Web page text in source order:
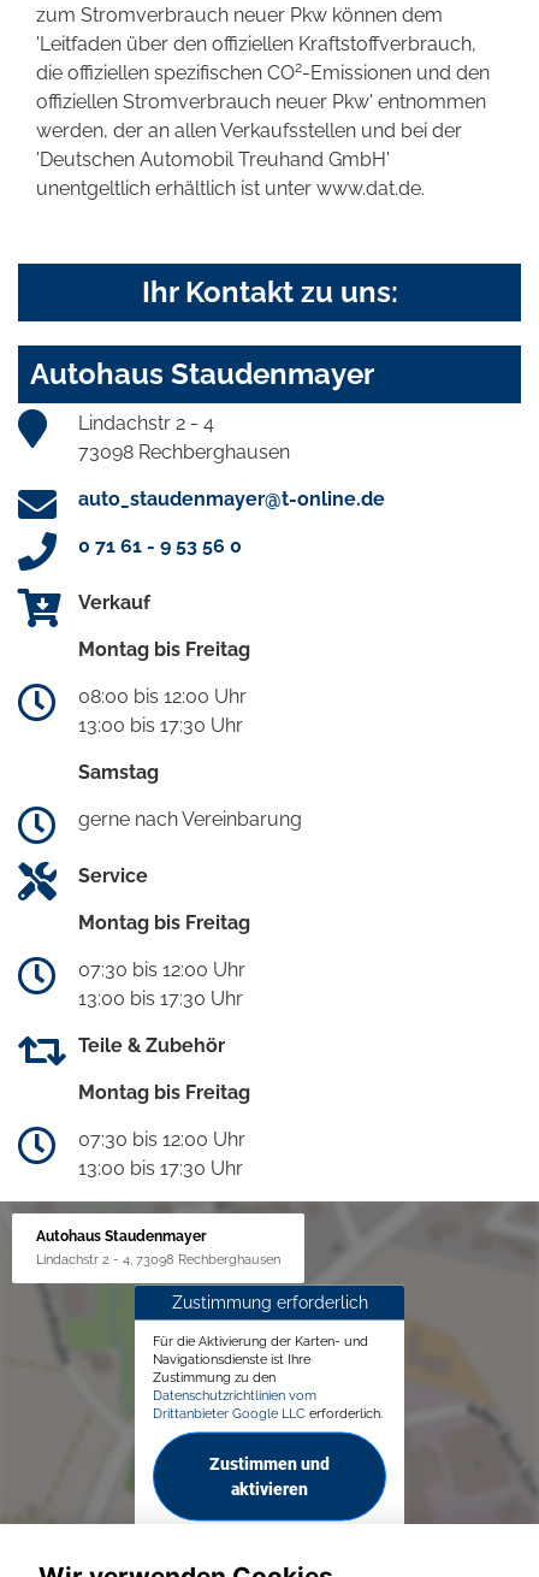
zum Stromverbrauch neuer Pkw können dem
'Leitfaden über den offiziellen Kraftstoffverbrauch,
die offiziellen spezifischen CO2-Emissionen und den
offiziellen Stromverbrauch neuer Pkw' entnommen
werden, der an allen Verkaufsstellen und bei der
'Deutschen Automobil Treuhand GmbH'
unentgeltlich erhältlich ist unter www.dat.de.
Ihr Kontakt zu uns:
Autohaus Staudenmayer
Lindachstr 2 - 4
73098 Rechberghausen
auto_staudenmayer@t-online.de
0 71 61 - 9 53 56 0
Verkauf
Montag bis Freitag
08:00 bis 12:00 Uhr
13:00 bis 17:30 Uhr
Samstag
gerne nach Vereinbarung
Service
Montag bis Freitag
07:30 bis 12:00 Uhr
13:00 bis 17:30 Uhr
Teile & Zubehör
Montag bis Freitag
07:30 bis 12:00 Uhr
13:00 bis 17:30 Uhr
Autohaus Staudenmayer
Lindachstr 2 - 4, 73098 Rechberghausen
Zustimmung erforderlich
Für die Aktivierung der Karten- und
Navigationsdienste ist Ihre
Zustimmung zu den
Datenschutzrichtlinien vom
Drittanbieter Google LLC erforderlich.
Zustimmen und
aktivieren